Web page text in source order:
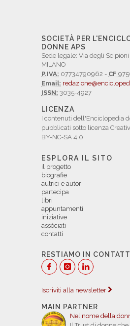
SOCIETÀ PER
DONNE APS
Sede legale: Via degli
MILANO
P.IVA: 07734790962 - CF
Email:
ISSN: 3035-4927
LICENZA
I contenuti dell'Enciclopedia
pubblicati sotto licenza
BY-NC-SA 4.0.
ESPLORA IL SITO
il progetto
biografie
autrici e autori
partecipa
libri
appuntamenti
iniziative
assòciati
contatti
RESTIAMO IN
Iscriviti alla newsletter
MAIN PARTNER
Nel nome della